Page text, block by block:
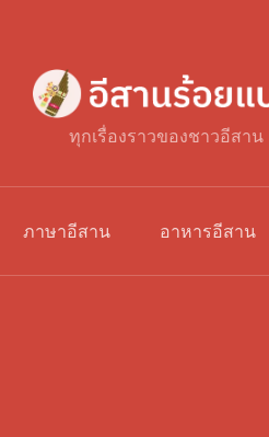
ทุกเรื่องราวของชาวอีสาน
ภาษาอีสาน อาหารอีสาน